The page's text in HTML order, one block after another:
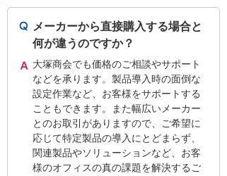
メーカーから直接購入する場合と
何が違うのですか？
大塚商会でも価格のご相談やサポート
などを承ります。製品導入時の面倒な
設定作業など、お客様をサポートする
こともできます。また幅広いメーカー
とのお取引がありますので、ご希望に
応じて特定製品の導入にとどまらず、
関連製品やソリューションなど、お客
様のオフィスの真の課題を解決するご